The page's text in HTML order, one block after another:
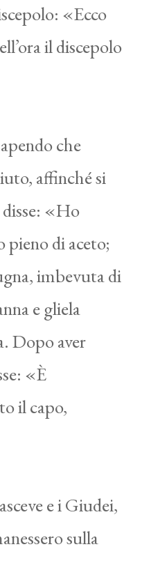
«Ecco
il discepolo
che
affinché si
«Ho
pieno di aceto;
imbevuta di
e gliela
Dopo aver
«È
il capo,
e i Giudei,
sulla